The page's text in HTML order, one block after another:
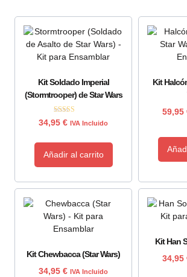
Kit Soldado Imperial
(Stormtrooper) de Star Wars
Valorado con
5.00
34,95 € IVA Incluido
Añadir al carrito
Kit
59,95
Kit Chewbacca (Star Wars)
34,95 € IVA Incluido
Kit Han
34,95